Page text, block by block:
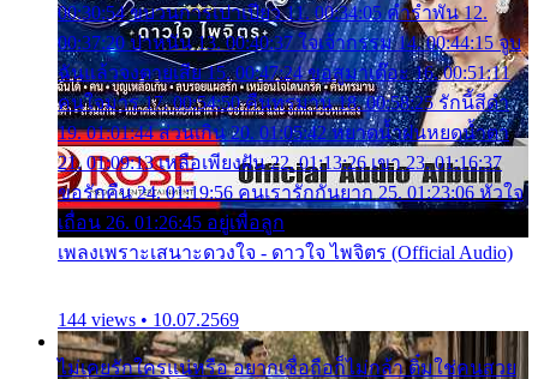
00:30:54 ขบวนการเปาเปียว 11. 00:34:05 คำรำพัน 12.
00:37:20 ปาหนัน 13. 00:40:37 ใจเจ้ากรรม 14. 00:44:15 จูบ
ฉันแล้วจงตายเสีย 15. 00:47:24 ขอสูมาเต๊อะ 16. 00:51:11
คนใจมาร 17. 00:54:50 คืนทรมาน 18. 00:58:25 รักนี้สีดำ
19. 01:01:44 ส่วนเกิน 20. 01:05:42 หยาดน้ำฝนหยดน้ำตา
21. 01:09:13 เหลือเพียงฝัน 22. 01:13:26 เขา 23. 01:16:37
ขอรักคืน 24. 01:19:56 คนเรารักกันยาก 25. 01:23:06 หัวใจ
เถื่อน 26. 01:26:45 อยู่เพื่อลูก
เพลงเพราะเสนาะดวงใจ - ดาวใจ ไพจิตร (Official Audio)
144 views • 10.07.2569
ไม่เคยรักใครแน่หรือ อยากเชื่อถือก็ไม่กล้า ติ๋มใช่คนสวย